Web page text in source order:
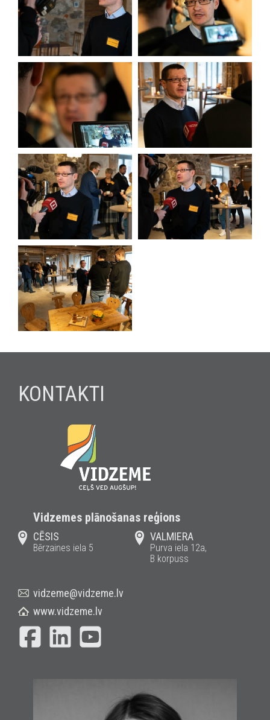
KONTAKTI
Vidzemes plānošanas reģions
CĒSIS
Bērzaines iela 5
VALMIERA
Purva iela 12a,
B korpuss
vidzeme@vidzeme.lv
www.vidzeme.lv